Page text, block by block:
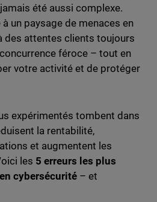
jamais été aussi complexe.
un paysage de menaces en
des attentes clients toujours
féroce – tout en
votre activité et de protéger
expérimentés tombent dans
la rentabilité,
et augmentent les
les 5 erreurs les plus
cybersécurité – et